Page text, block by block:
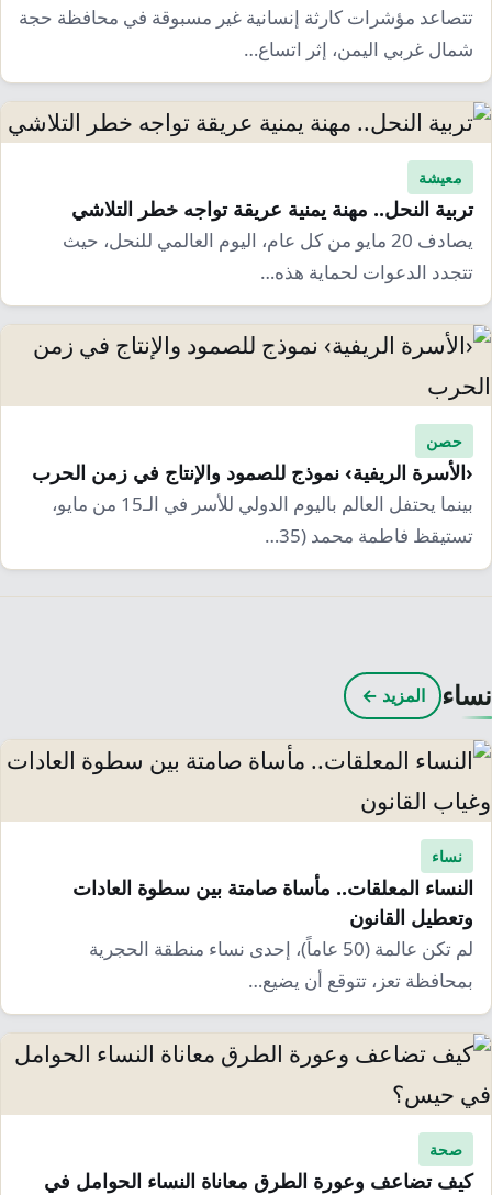
تتصاعد مؤشرات كارثة إنسانية غير مسبوقة في محافظة حجة
شمال غربي اليمن، إثر اتساع…
معيشة
تربية النحل.. مهنة يمنية عريقة تواجه خطر التلاشي
يصادف 20 مايو من كل عام، اليوم العالمي للنحل، حيث
تتجدد الدعوات لحماية هذه…
حصن
‹الأسرة الريفية› نموذج للصمود والإنتاج في زمن الحرب
بينما يحتفل العالم باليوم الدولي للأسر في الـ15 من مايو،
تستيقظ فاطمة محمد (35…
نساء المزيد ←
نساء
النساء المعلقات.. مأساة صامتة بين سطوة العادات
وتعطيل القانون
لم تكن عالمة (50 عاماً)، إحدى نساء منطقة الحجرية
بمحافظة تعز، تتوقع أن يضيع…
صحة
كيف تضاعف وعورة الطرق معاناة النساء الحوامل في